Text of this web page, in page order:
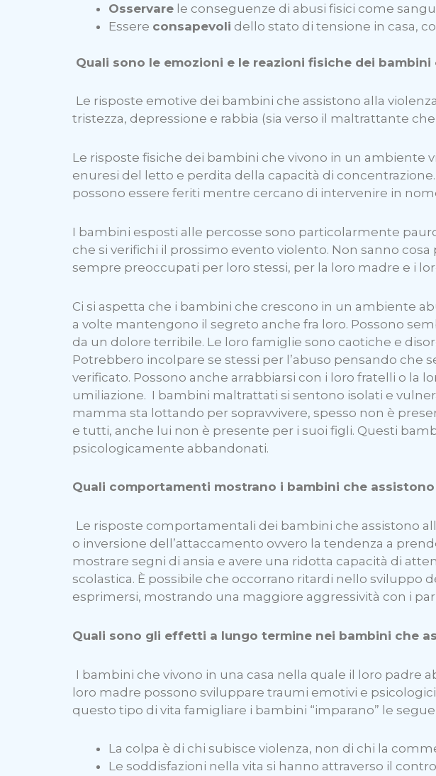
Osservare le conseguenze di abusi fisici come
Essere consapevoli dello stato di tensione in casa,
Quali sono le emozioni e le reazioni fisiche dei
Le risposte emotive dei bambini che assistono alla
tristezza, depressione e rabbia (sia verso il maltrattante
Le risposte fisiche dei bambini che vivono in un ambiente
enuresi del letto e perdita della capacità di
possono essere feriti mentre cercano di intervenire in
I bambini esposti alle percosse sono particolarmente
che si verifichi il prossimo evento violento. Non sanno
sempre preoccupati per loro stessi, per la loro madre e i
Ci si aspetta che i bambini che crescono in un ambiente
a volte mantengono il segreto anche fra loro. Possono
da un dolore terribile. Le loro famiglie sono caotiche e
Potrebbero incolpare se stessi per l’abuso pensando che
verificato. Possono anche arrabbiarsi con i loro fratelli o la
umiliazione. I bambini maltrattati si sentono isolati e
mamma sta lottando per sopravvivere, spesso non è
e tutti, anche lui non è presente per i suoi figli. Questi
psicologicamente abbandonati.
Quali comportamenti mostrano i bambini che
Le risposte comportamentali dei bambini che assistono
o inversione dell’attaccamento ovvero la tendenza a
mostrare segni di ansia e avere una ridotta capacità di
scolastica. È possibile che occorrano ritardi nello sviluppo
esprimersi, mostrando una maggiore aggressività con i
Quali sono gli effetti a lungo termine nei bambini che
I bambini che vivono in una casa nella quale il loro
loro madre possono sviluppare traumi emotivi e
questo tipo di vita famigliare i bambini “imparano” le
La colpa è di chi subisce violenza, non di chi la
Le soddisfazioni nella vita si hanno attraverso il